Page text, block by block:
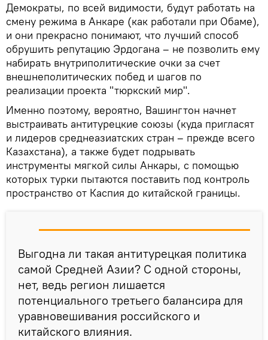
Демократы, по всей видимости, будут работать на
смену режима в Анкаре (как работали при Обаме),
и они прекрасно понимают, что лучший способ
обрушить репутацию Эрдогана – не позволить ему
набирать внутриполитические очки за счет
внешнеполитических побед и шагов по
реализации проекта "тюркский мир".
Именно поэтому, вероятно, Вашингтон начнет
выстраивать антитурецкие союзы (куда пригласят
и лидеров среднеазиатских стран – прежде всего
Казахстана), а также будет подрывать
инструменты мягкой силы Анкары, с помощью
которых турки пытаются поставить под контроль
пространство от Каспия до китайской границы.
Выгодна ли такая антитурецкая политика
самой Средней Азии? С одной стороны,
нет, ведь регион лишается
потенциального третьего балансира для
уравновешивания российского и
китайского влияния.